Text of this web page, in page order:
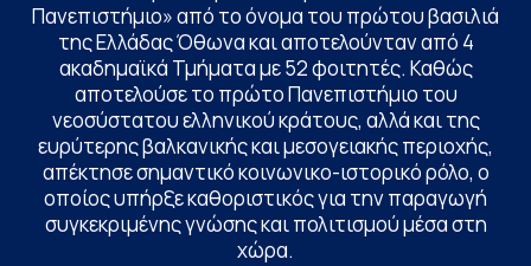
Πανεπιστήμιο» από το όνομα του πρώτου βασιλιά
της Ελλάδας Όθωνα και αποτελούνταν από 4
ακαδημαϊκά Τμήματα με 52 φοιτητές. Καθώς
αποτελούσε το πρώτο Πανεπιστήμιο του
νεοσύστατου ελληνικού κράτους, αλλά και της
ευρύτερης βαλκανικής και μεσογειακής περιοχής,
απέκτησε σημαντικό κοινωνικο-ιστορικό ρόλο, ο
οποίος υπήρξε καθοριστικός για την παραγωγή
συγκεκριμένης γνώσης και πολιτισμού μέσα στη
χώρα.